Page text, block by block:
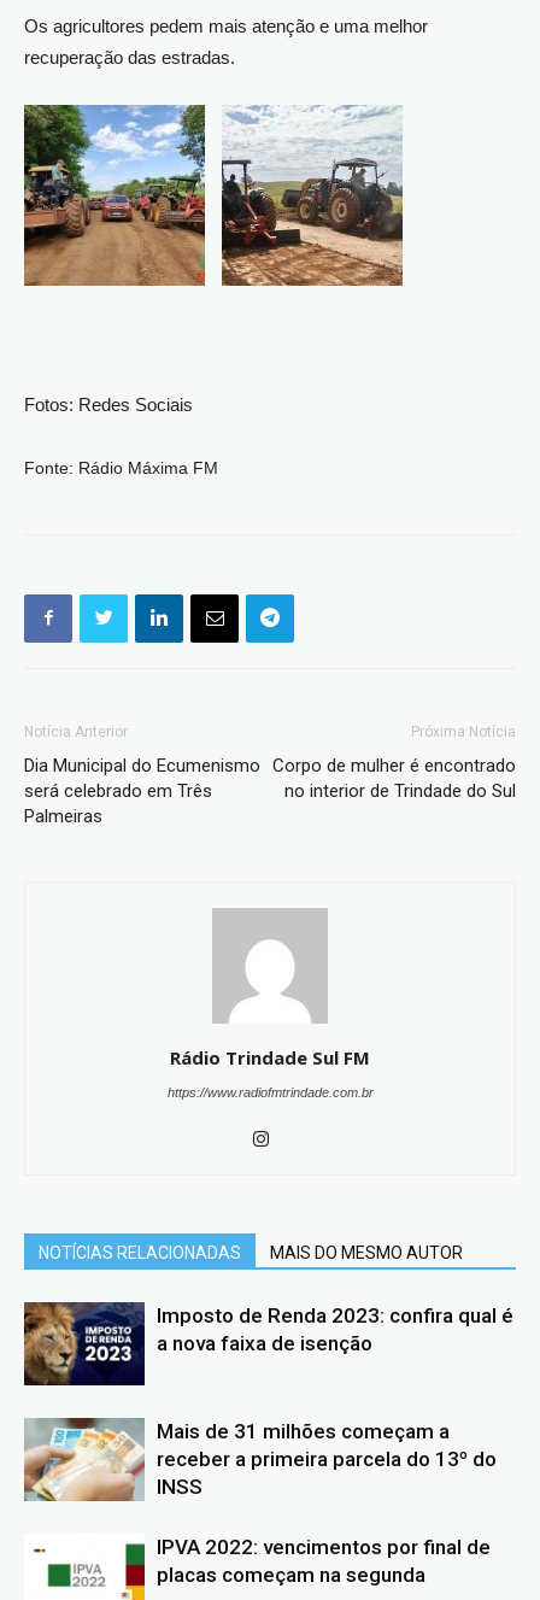
Os agricultores pedem mais atenção e uma melhor
recuperação das estradas.
Fotos: Redes Sociais
Fonte: Rádio Máxima FM
Notícia Anterior
Dia Municipal do Ecumenismo
será celebrado em Três
Palmeiras
Próxima Notícia
Corpo de mulher é encontrado
no interior de Trindade do Sul
Rádio Trindade Sul FM
https://www.radiofmtrindade.com.br
NOTÍCIAS RELACIONADAS MAIS DO MESMO AUTOR
Imposto de Renda 2023: confira qual é
a nova faixa de isenção
Mais de 31 milhões começam a
receber a primeira parcela do 13º do
INSS
IPVA 2022: vencimentos por final de
placas começam na segunda